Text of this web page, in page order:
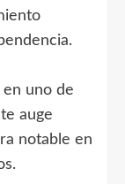
uno de
auge
notable en